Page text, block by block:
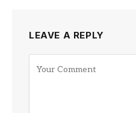
LEAVE A REPLY